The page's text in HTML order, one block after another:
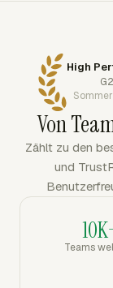
High
G2
Von
Zählt zu den
und
Teams